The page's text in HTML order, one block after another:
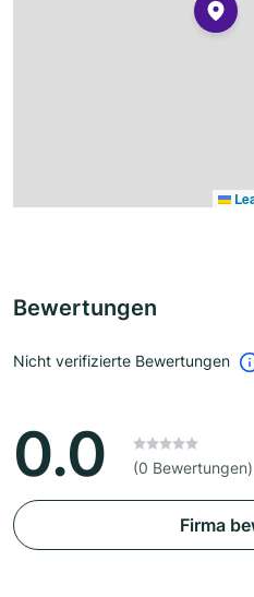
Bewertungen
Nicht verifizierte Bewertungen
0.0 (0 Bewertungen)
Firma